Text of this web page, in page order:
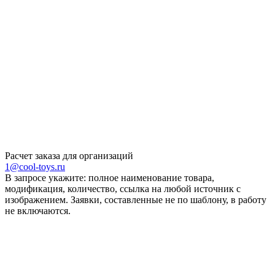
Расчет заказа для организаций
1@cool-toys.ru
В запросе укажите: полное наименование товара,
модификация, количество, ссылка на любой источник с
изображением. Заявки, составленные не по шаблону, в работу
не включаются.